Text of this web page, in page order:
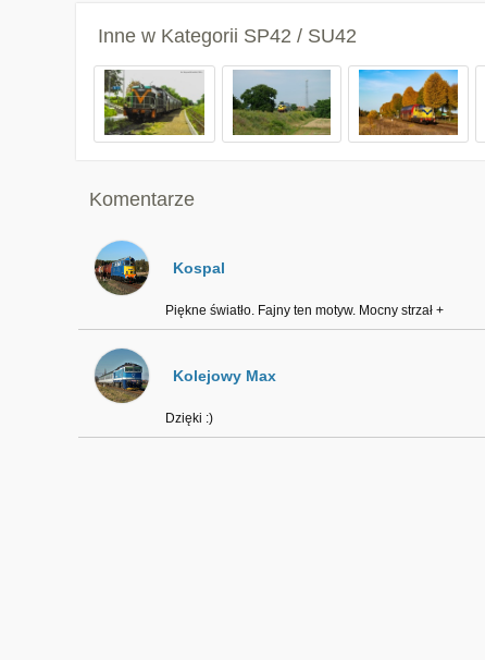
Inne w Kategorii SP42 / SU42
Komentarze
Kospal
Piękne światło. Fajny ten motyw. Mocny strzał +
Kolejowy Max
Dzięki :)